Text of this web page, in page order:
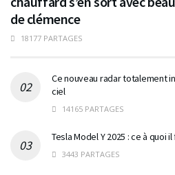
de clémence
18177 PARTAGES
Ce nouveau radar totalement
ciel
14165 PARTAGES
Tesla Model Y 2025 : ce à quoi
3443 PARTAGES